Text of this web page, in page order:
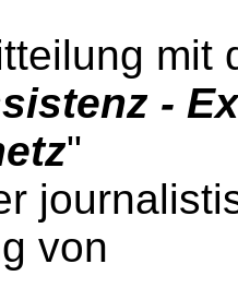
mit
-
"
von